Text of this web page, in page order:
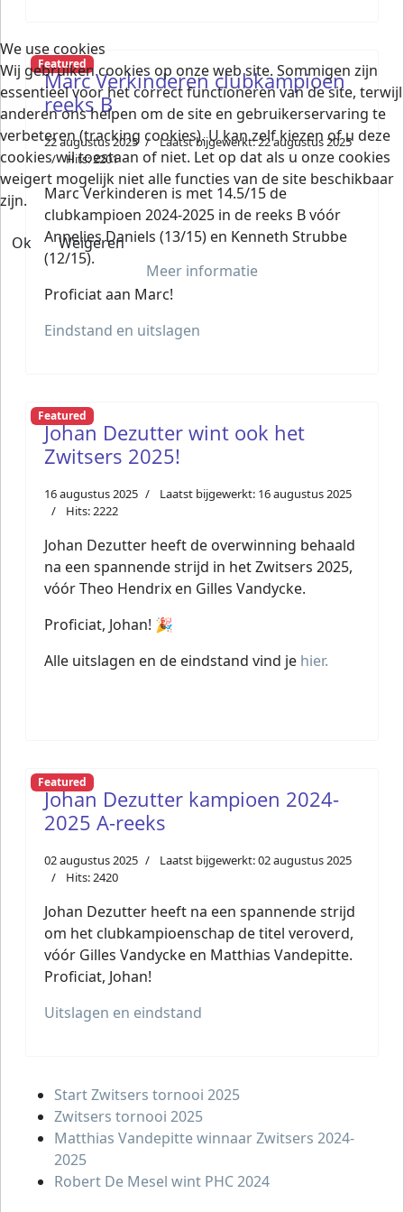
Featured
Marc Verkinderen clubkampioen
reeks B
22 augustus 2025
Laatst bijgewerkt: 22 augustus 2025
Hits: 2201
Marc Verkinderen is met 14.5/15 de
clubkampioen 2024-2025 in de reeks B vóór
Annelies Daniels (13/15) en Kenneth Strubbe
(12/15).
Proficiat aan Marc!
Eindstand en uitslagen
Featured
Johan Dezutter wint ook het
Zwitsers 2025!
16 augustus 2025
Laatst bijgewerkt: 16 augustus 2025
Hits: 2222
Johan Dezutter heeft de overwinning behaald
na een spannende strijd in het Zwitsers 2025,
vóór Theo Hendrix en Gilles Vandycke.
Proficiat, Johan! 🎉
Alle uitslagen en de eindstand vind je hier.
Featured
Johan Dezutter kampioen 2024-
2025 A-reeks
02 augustus 2025
Laatst bijgewerkt: 02 augustus 2025
Hits: 2420
Johan Dezutter heeft na een spannende strijd
om het clubkampioenschap de titel veroverd,
vóór Gilles Vandycke en Matthias Vandepitte.
Proficiat, Johan!
Uitslagen en eindstand
Start Zwitsers tornooi 2025
Zwitsers tornooi 2025
Matthias Vandepitte winnaar Zwitsers 2024-
2025
Robert De Mesel wint PHC 2024
We use cookies
Wij gebruiken cookies op onze web site. Sommigen zijn
essentieel voor het correct functioneren van de site, terwijl
anderen ons helpen om de site en gebruikerservaring te
verbeteren (tracking cookies). U kan zelf kiezen of u deze
cookies wil toestaan of niet. Let op dat als u onze cookies
weigert mogelijk niet alle functies van de site beschikbaar
zijn.
Ok
Weigeren
Meer informatie